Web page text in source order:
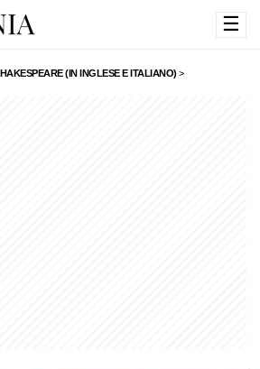
☰
(IN INGLESE E ITALIANO) >